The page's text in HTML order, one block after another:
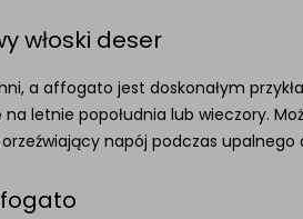
włoski deser
a affogato jest doskonałym
letnie popołudnia lub wieczory.
napój podczas upalnego